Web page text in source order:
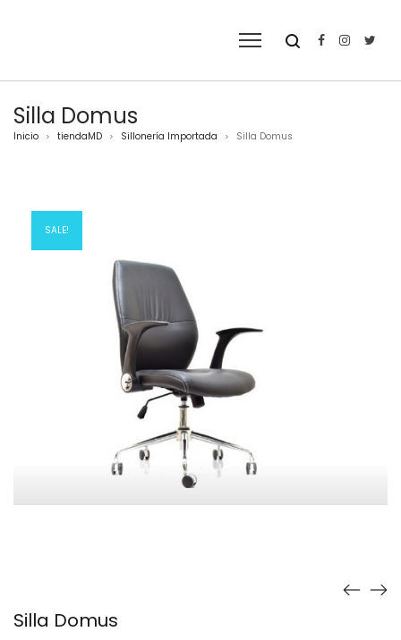
Silla Domus
Inicio > tiendaMD > Sillonería Importada > Silla Domus
SALE!
Silla Domus